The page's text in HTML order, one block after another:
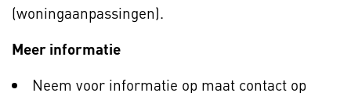
(woningaanpassingen).
Meer informatie
Neem voor informatie op maat contact op